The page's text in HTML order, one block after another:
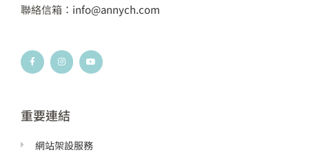
聯絡信箱： info@annych.com
F
a
k
-
I
n
a
m
Y
o
重要連結
網站架設服務